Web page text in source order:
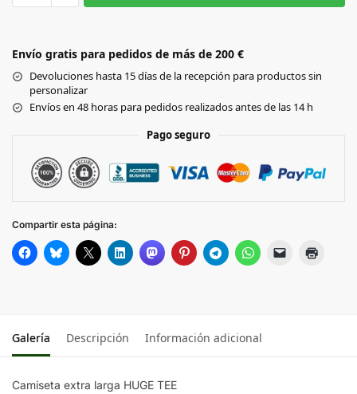
Black
WHITE
SAND
BEIGE
Envío gratis para pedidos de más de 200 €
Devoluciones hasta 15 días de la recepción para productos sin
personalizar
Envíos en 48 horas para pedidos realizados antes de las 14 h
Pago seguro
Compartir esta página:
Galería Descripción Información adicional
Camiseta extra larga HUGE TEE